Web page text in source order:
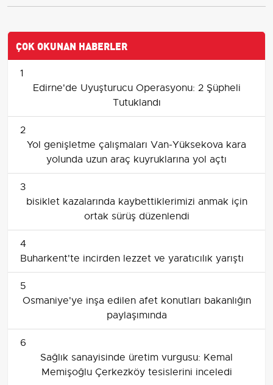
ÇOK OKUNAN HABERLER
1
Edirne'de Uyuşturucu Operasyonu: 2 Şüpheli
Tutuklandı
2
Yol genişletme çalışmaları Van-Yüksekova kara
yolunda uzun araç kuyruklarına yol açtı
3
bisiklet kazalarında kaybettiklerimizi anmak için
ortak sürüş düzenlendi
4
Buharkent'te incirden lezzet ve yaratıcılık yarıştı
5
Osmaniye'ye inşa edilen afet konutları bakanlığın
paylaşımında
6
Sağlık sanayisinde üretim vurgusu: Kemal
Memişoğlu Çerkezköy tesislerini inceledi